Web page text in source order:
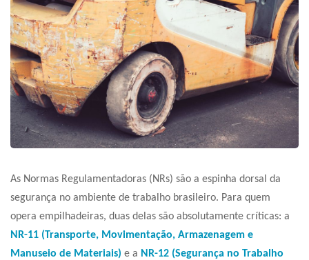
As Normas Regulamentadoras (NRs) são a espinha dorsal da
segurança no ambiente de trabalho brasileiro. Para quem
opera empilhadeiras, duas delas são absolutamente críticas: a
NR-11 (Transporte, Movimentação, Armazenagem e
Manuseio de Materiais) e a NR-12 (Segurança no Trabalho